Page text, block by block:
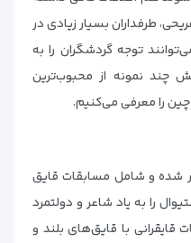
طرفداران بسیار زیادی در
توجه گردشگران را به
نمونه از محبوب‌ترین
چین را معرفی می‌کنیم.
شده و شامل مسابقات قایق
را به یاد شاعر و دولتمرد
قایقرانی با قایق‌های بلند و